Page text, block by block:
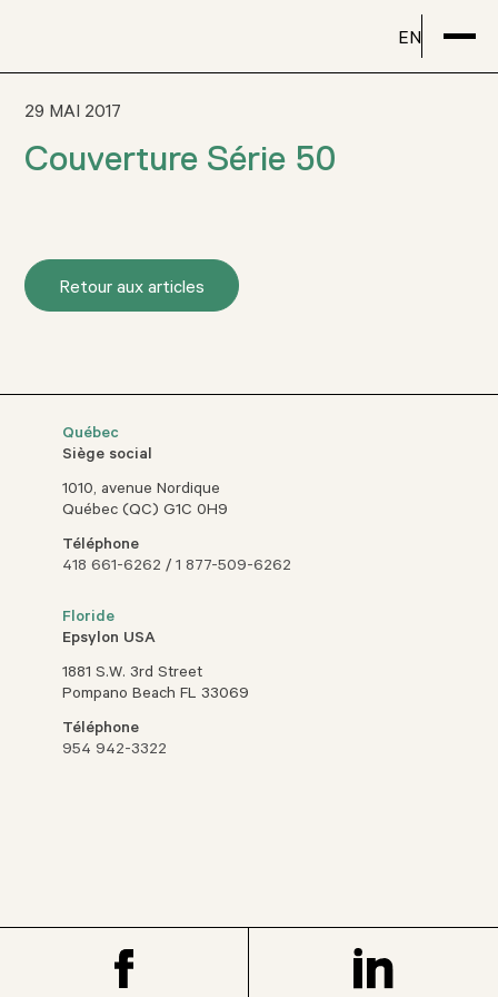
EN
29 MAI 2017
Couverture Série 50
Retour aux articles
Québec
Siège social
1010, avenue Nordique
Québec (QC) G1C 0H9
Téléphone
418 661-6262 /1 877-509-6262
Floride
Epsylon USA
1881 S.W. 3rd Street
Pompano Beach FL 33069
Téléphone
954 942-3322